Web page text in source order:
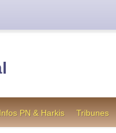
Infos PN & Harkis Tribunes
formule utilisée